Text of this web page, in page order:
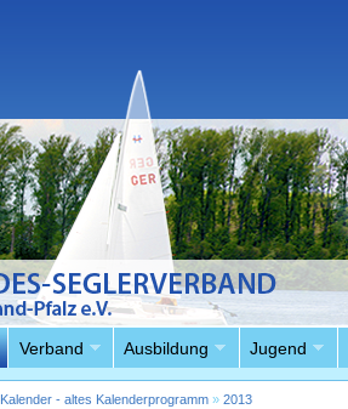
Verband Ausbildung Jugend
Kalender - altes Kalenderprogramm» 2013